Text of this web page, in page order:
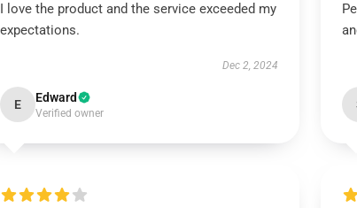
I love the product and the service exceeded my
expectations.
Dec 2, 2024
E Edward
Verified owner